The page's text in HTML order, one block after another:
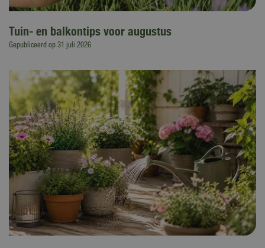
Tuin- en balkontips voor augustus
Gepubliceerd op 31 juli 2026